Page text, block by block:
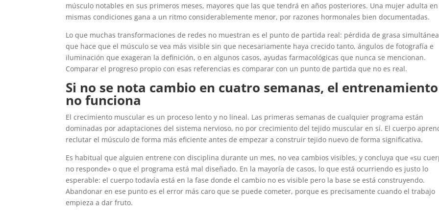
músculo notables en sus primeros meses, mayores que las que tendrá en años posteriores. Una mujer adulta en
mismas condiciones gana a un ritmo considerablemente menor, por razones hormonales bien documentadas.
Lo que muchas transformaciones de redes no muestran es el punto de partida real: pérdida de grasa simultánea
que hace que el músculo se vea más visible sin que necesariamente haya crecido tanto, ángulos de fotografía e
iluminación que exageran la definición, o en algunos casos, ayudas farmacológicas que nunca se mencionan.
Comparar el progreso propio con esas referencias es comparar con un punto de partida que no es real.
Si no se nota cambio en cuatro semanas, el entrenamiento
no funciona
El crecimiento muscular es un proceso lento y no lineal. Las primeras semanas de cualquier programa están
dominadas por adaptaciones del sistema nervioso, no por crecimiento del tejido muscular en sí. El cuerpo
reclutar el músculo de forma más eficiente antes de empezar a construir tejido nuevo de forma significativa.
Es habitual que alguien entrene con disciplina durante un mes, no vea cambios visibles, y concluya que «su
no responde» o que el programa está mal diseñado. En la mayoría de casos, lo que está ocurriendo es justo lo
esperable: el cuerpo todavía está en la fase donde el cambio no es visible pero la base se está construyendo.
Abandonar en ese punto es el error más caro que se puede cometer, porque es precisamente cuando el trabajo
empieza a dar fruto.